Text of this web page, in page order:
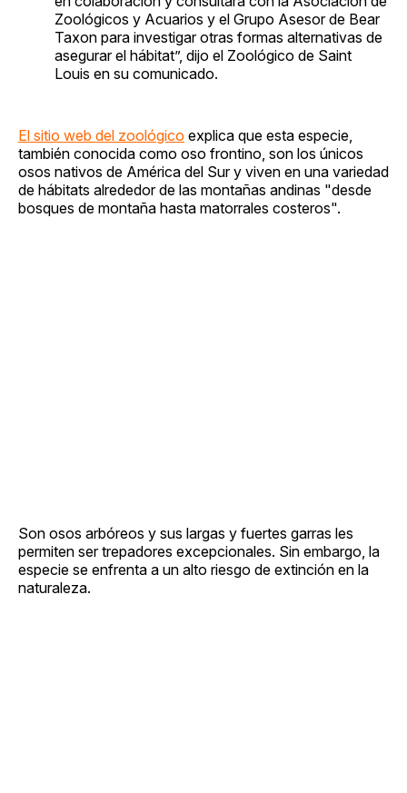
Zoológicos y Acuarios y el Grupo Asesor de Bear
Taxon para investigar otras formas alternativas de
asegurar el hábitat”, dijo el Zoológico de Saint
Louis en su comunicado.
El sitio web del zoológico explica que esta especie,
también conocida como oso frontino, son los únicos
osos nativos de América del Sur y viven en una variedad
de hábitats alrededor de las montañas andinas "desde
bosques de montaña hasta matorrales costeros".
Son osos arbóreos y sus largas y fuertes garras les
permiten ser trepadores excepcionales. Sin embargo, la
especie se enfrenta a un alto riesgo de extinción en la
naturaleza.